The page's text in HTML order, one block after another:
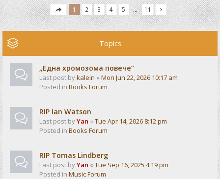
1 2 3 4 5 … 11
Topics
„Една хромозома повече“
Last post bykalein « Mon Jun 22, 2026 10:17 am
Posted in Books Forum
RIP Ian Watson
Last post byYan « Tue Apr 14, 2026 8:12 pm
Posted in Books Forum
RIP Tomas Lindberg
Last post byYan « Tue Sep 16, 2025 4:19 pm
Posted in Music Forum